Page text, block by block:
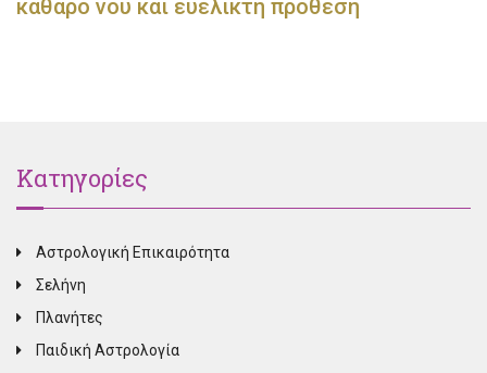
καθαρό νου και ευέλικτη πρόθεση
Κατηγορίες
Αστρολογική Επικαιρότητα
Σελήνη
Πλανήτες
Παιδική Αστρολογία